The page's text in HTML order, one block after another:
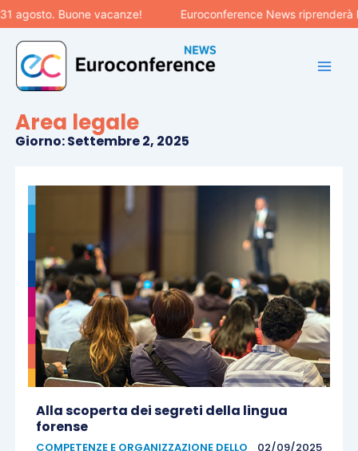
Vai
al
contenuto
Buone vacanze! Euroconference News riprenderà le
Area legale
Giorno: Settembre 2, 2025
Alla scoperta dei segreti della lingua
forense
COMPETENZE E ORGANIZZAZIONE DELLO
02/09/2025